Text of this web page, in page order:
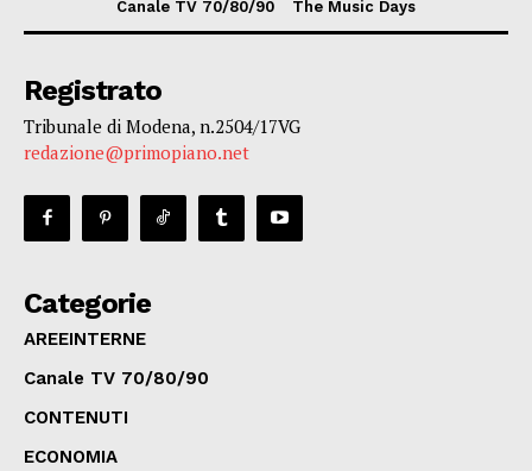
Canale TV 70/80/90
The Music Days
Registrato
Tribunale di Modena, n.2504/17VG
redazione@primopiano.net
Categorie
AREEINTERNE
Canale TV 70/80/90
CONTENUTI
ECONOMIA